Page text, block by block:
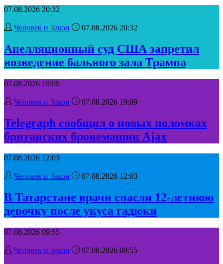
07.08.2026 20:32
Человек и Закон 07.08.2026 20:32
Апелляционный суд США запретил
возведение бального зала Трампа
07.08.2026 19:09
Человек и Закон 07.08.2026 19:09
Telegraph сообщил о новых поломках
британских бронемашин Ajax
07.08.2026 12:03
Человек и Закон 07.08.2026 12:03
В Татарстане врачи спасли 12-летнюю
девочку после укуса гадюки
07.08.2026 09:55
Человек и Закон 07.08.2026 09:55